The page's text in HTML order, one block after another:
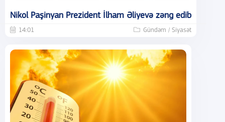
Nikol Paşinyan Prezident İlham Əliyevə zəng edib
14:01 Gündəm / Siyasət